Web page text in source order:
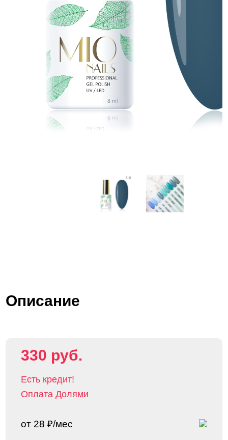
Описание
330 руб.
Есть кредит!
Оплата Долями
от 28 ₽/мес